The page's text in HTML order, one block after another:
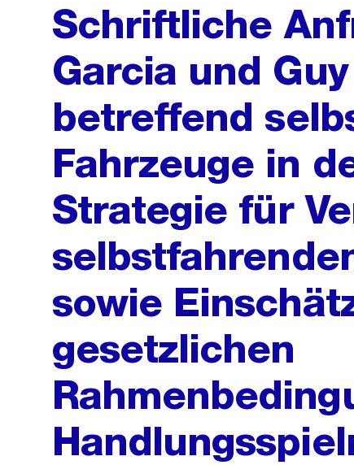
Schriftliche
Garcia und
betreffend
Fahrzeuge in
Strategie für
sowie
gesetzlichen